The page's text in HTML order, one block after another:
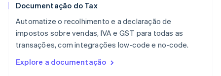
Documentação do Tax
Automatize o recolhimento e a declaração de
impostos sobre vendas, IVA e GST para todas as
transações, com integrações low-code e no-code.
Explore a documentação
English简体中文
Reino Unido
República Tcheca
English
English